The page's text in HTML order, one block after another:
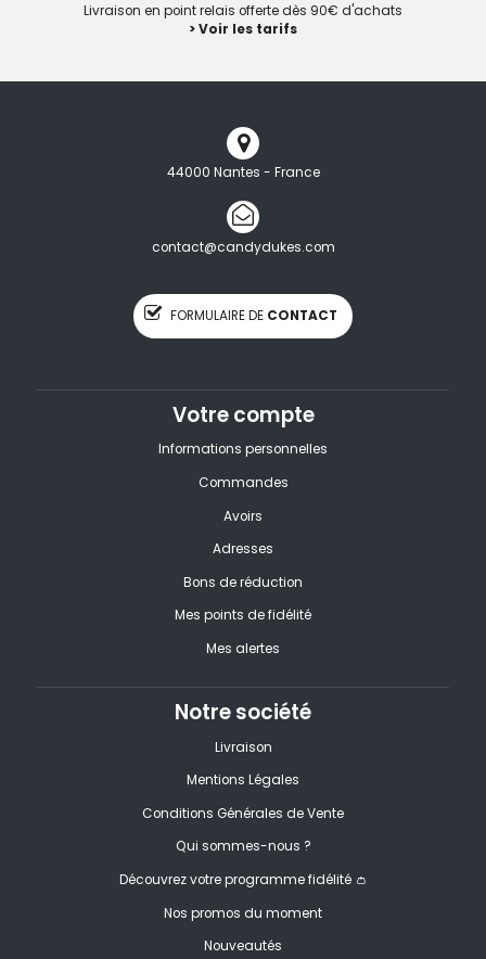
Livraison en point relais offerte dès 90€ d'achats
> Voir les tarifs
44000 Nantes - France
contact@candydukes.com
FORMULAIRE DE CONTACT
Votre compte
Informations personnelles
Commandes
Avoirs
Adresses
Bons de réduction
Mes points de fidélité
Mes alertes
Notre société
Livraison
Mentions Légales
Conditions Générales de Vente
Qui sommes-nous ?
Découvrez votre programme fidélité 👛
Nos promos du moment
Nouveautés